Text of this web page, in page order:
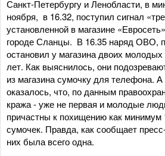
Санкт-Петербургу и Ленобласти, в
ноября, в 16.32, поступил сигнал
установленной в магазине
городе Сланцы. В 16.35 наряд ОВО,
остановил у магазина двоих
лет. Как выяснилось, они
из магазина сумочку для телефона. А
оказалось, что, по данным
кража - уже не первая и молодые
причастны к похищению как
сумочек. Правда, как сообщает
них была всего одна.